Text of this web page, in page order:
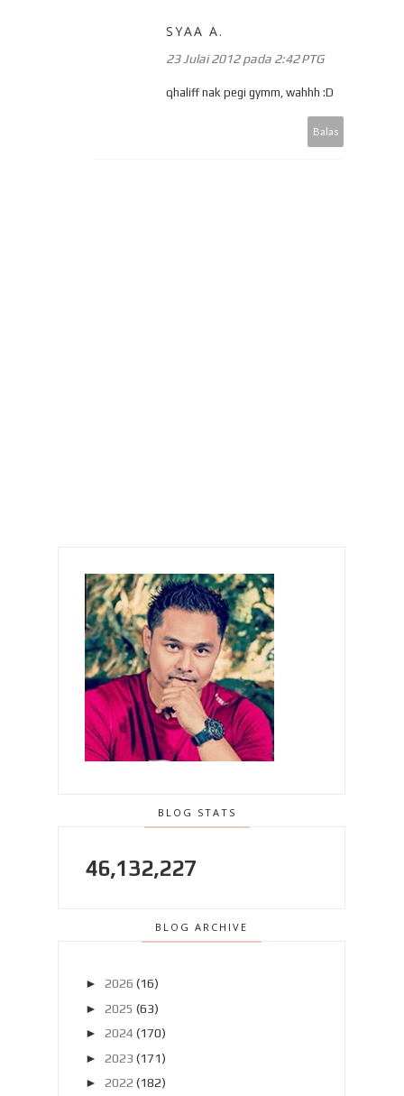
SYAA A.
23 Julai 2012 pada 2:42 PTG
qhaliff nak pegi gymm, wahhh :D
Balas
BLOG STATS
46,132,227
BLOG ARCHIVE
► 2026 (16)
► 2025 (63)
► 2024 (170)
► 2023 (171)
► 2022 (182)